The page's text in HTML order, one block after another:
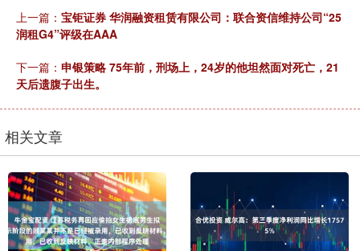
上一篇： 宝钜证券 华润融资租赁有限公司：联合资信维持公司“25
润租G4”评级在AAA
下一篇： 申银策略 75年前，刑场上，24岁的他坦然面对死亡，21
天后遗腹子出生。
相关文章